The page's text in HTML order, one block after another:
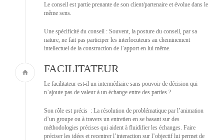
Le conseil est partie prenante de son client/partenaire et évolue dans le
même sens.
Une spécificité du conseil : Souvent, la posture du conseil, par sa
nature, ne fait pas participer les interlocuteurs au cheminement
intellectuel de la construction de l’apport en lui même.
FACILITATEUR
Le facilitateur est-il un intermédiaire sans pouvoir de décision qui
n’ajoute pas de valeur à un échange entre des parties ?
Son rôle est précis : La résolution de problématique par l’animation
d’un groupe ou à travers un entretien en se basant sur des
méthodologies précises qui aident à fluidifier les échanges. Faire
préciser les idées et recentrer l’interaction sur l’objectif lui permet de